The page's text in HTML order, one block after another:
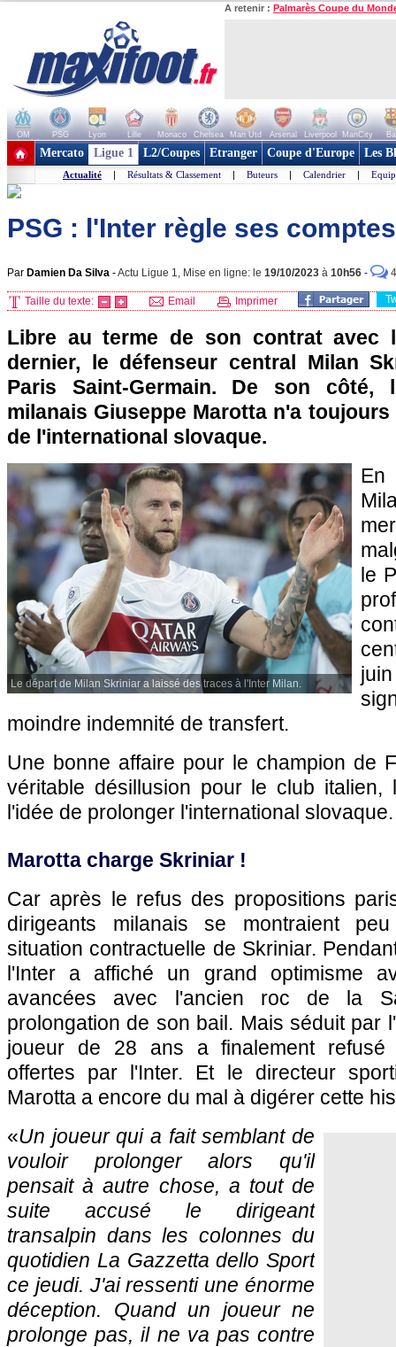
A retenir : Palmarès Coupe du
OM PSG Lyon Lille Monaco Chelsea Man Utd Arsenal Liverpool ManCity
+ de clubs
Mercato Ligue 1 L2/Coupes Etranger Coupe d'Europe Les
Actualité | Résultats & Classement | Buteurs | Calendrier |
PSG : l'Inter règle ses
Par Damien Da Silva -Actu Ligue 1, Mise en ligne: le 19/10/2023 à 10h56 -
Taille du texte: Email Imprimer
Libre au terme de son contrat avec
dernier, le défenseur central Milan
Paris Saint-Germain. De son côté,
milanais Giuseppe Marotta n'a
de l'international slovaque.
Le départ de Milan Skriniar a laissé des traces à l'Inter Milan.
En
le
moindre indemnité de transfert.
Une bonne affaire pour le champion de
véritable désillusion pour le club italien,
l'idée de prolonger l'international slovaque.
Marotta charge Skriniar !
Car après le refus des propositions
dirigeants milanais se montraient
situation contractuelle de Skriniar.
l'Inter a affiché un grand optimisme
avancées avec l'ancien roc de la
prolongation de son bail. Mais séduit par
joueur de 28 ans a finalement refusé
offertes par l'Inter. Et le directeur
Marotta a encore du mal à digérer cette
«Un joueur qui a fait semblant de
vouloir prolonger alors qu'il
pensait à autre chose, a tout de
suite accusé le dirigeant
transalpin dans les colonnes du
quotidien La Gazzetta dello Sport
ce jeudi. J'ai ressenti une énorme
déception. Quand un joueur ne
prolonge pas, il ne va pas contre